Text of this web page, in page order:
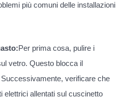
più comuni delle installazioni
Per prima cosa, pulire i
vetro. Questo blocca il
verificare che
elettrici allentati sul cuscinetto